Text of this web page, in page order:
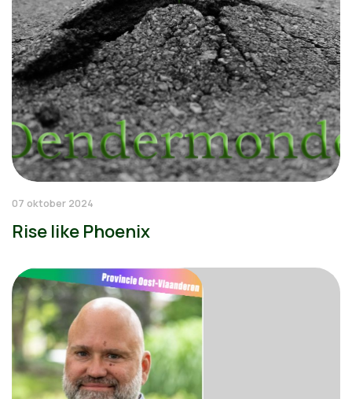
07 oktober 2024
Rise like Phoenix